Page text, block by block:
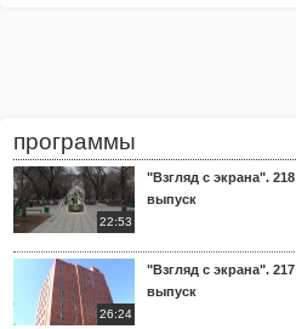
программы
22:53
"Взгляд с экрана". 218
выпуск
26:24
"Взгляд с экрана". 217
выпуск